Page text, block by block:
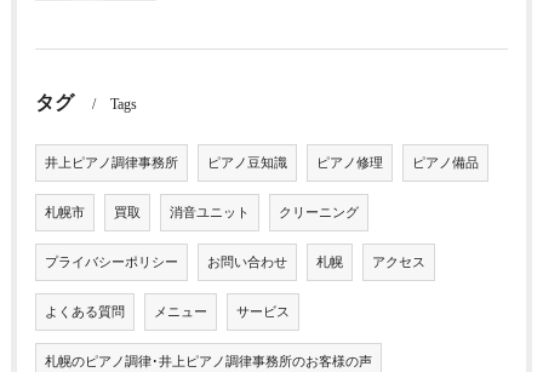
タグ Tags
井上ピアノ調律事務所 ピアノ豆知識 ピアノ修理 ピアノ備品
札幌市 買取 消音ユニット クリーニング
プライバシーポリシー お問い合わせ 札幌 アクセス
よくある質問 メニュー サービス
札幌のピアノ調律･井上ピアノ調律事務所のお客様の声